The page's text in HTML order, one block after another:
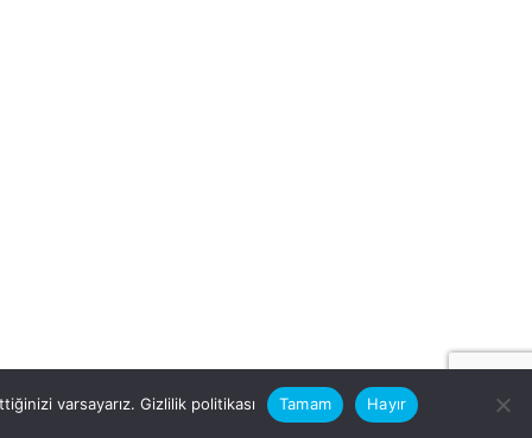
varsayarız. Gizlilik politikası Tamam Hayır